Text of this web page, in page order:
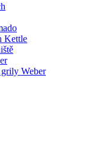
Kettle
Weber